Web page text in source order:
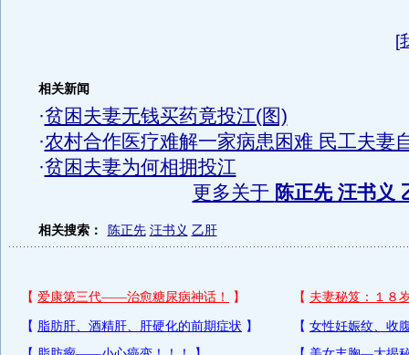
[
相关新闻
·贫困夫妻无钱买药竟投江(图)
·农村合作医疗难解一家病患困难 民工夫妻
·贫困夫妻为何相拥投江
更多关于 陈正先 汪书义
相关搜索： 陈正先 汪书义 乙肝